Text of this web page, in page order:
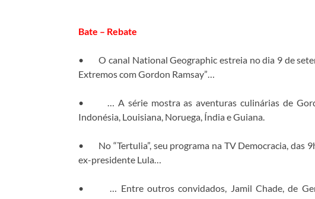
Bate – Rebate
• O canal National Geographic estreia no dia 9 de
Extremoscom Gordon Ramsay”…
• … A série mostra as aventuras culinárias de
Indonésia, Louisiana, Noruega, Índia e Guiana.
• No “Tertulia”, seu programa na TV Democracia, das
ex-presidente Lula…
• … Entre outros convidados, Jamil Chade, de